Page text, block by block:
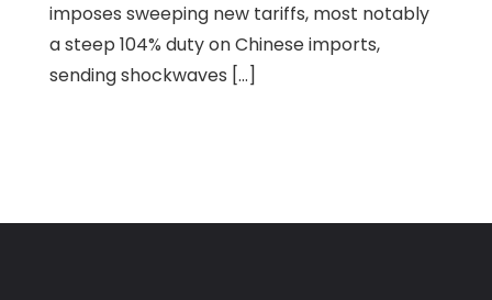
imposes sweeping new tariffs, most notably
a steep 104% duty on Chinese imports,
sending shockwaves […]